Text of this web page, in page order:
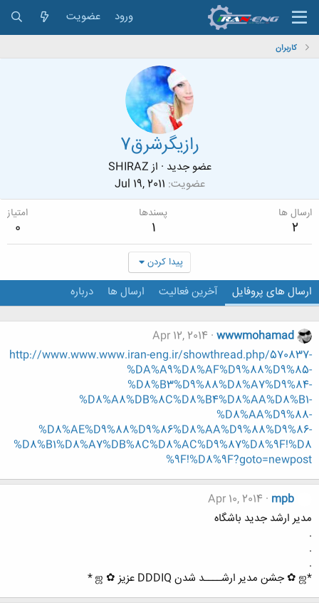
ورود عضویت
کاربران
رازیگرشرق7
عضو جدید · ازSHIRAZ
عضویت Jul 19, 2011
ارسال ها
2
پسندها
1
امتیاز
0
پیدا کردن
ارسال های پروفایل آخرین فعالیت ارسال ها درباره
wwwmohamad
Apr 12, 2014
http://www.www.www.iran-eng.ir/showthread.php/570837-
%DA%A9%D8%AF%D9%88%D9%85-
%D8%B3%D9%88%D8%A7%D9%84-
%D8%A8%DB%8C%D8%B4%D8%AA%D8%B1-
%D8%AA%D9%88-
%D8%AE%D9%88%D9%86%D8%AA%D9%88%D9%86-
%D8%B1%D8%A7%DB%8C%D8%AC%D9%87%D8%9F!%D8
%9F!%D8%9F?goto=newpost
mpb
Apr 10, 2014
مدیر ارشد جدید باشگاه
.
.
.
*ஜ ✿ جشن مدیر ارشــــد شدن DDDIQ عزیز ✿ ஜ *